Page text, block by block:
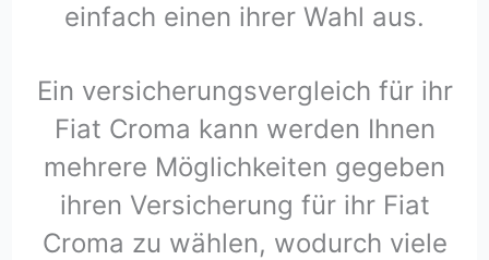
einfach einen ihrer Wahl aus.
Ein versicherungsvergleich für ihr
Fiat Croma kann werden Ihnen
mehrere Möglichkeiten gegeben
ihren Versicherung für ihr Fiat
Croma zu wählen, wodurch viele